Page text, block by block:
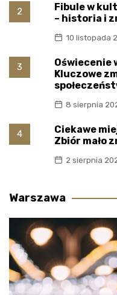
2
Fibule w
– historia i
10 listopada
3
Oświecenie
Kluczowe
8 sierpnia
4
Ciekawe
Zbiór mało
2 sierpnia
Warszawa